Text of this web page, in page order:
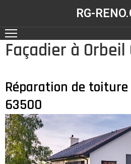
RG-
ACCUEIL
NOS
SERVICES
CONTACT
Façadier à
Réparation de
63500